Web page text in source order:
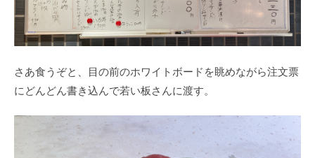
さあ食うぞと、目の前のホワイトボードを眺めながら注文票
にどんどん書き込んで若い板さんに渡す。